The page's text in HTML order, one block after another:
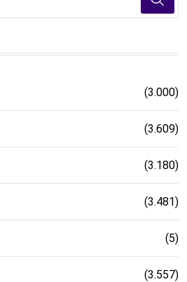
(3.000)
(3.609)
(3.180)
(3.481)
(5)
(3.557)